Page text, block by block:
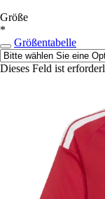
Größe
*
Größentabelle
Dieses Feld ist